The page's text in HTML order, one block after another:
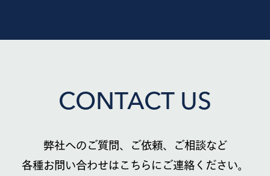
CONTACT US
弊社へのご質問、ご依頼、ご相談など
各種お問い合わせはこちらにご連絡ください。